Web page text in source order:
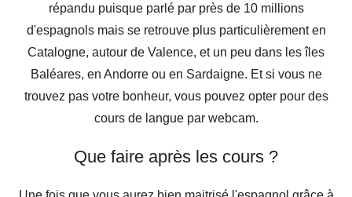
répandu puisque parlé par près de 10 millions
d'espagnols mais se retrouve plus particulièrement en
Catalogne, autour de Valence, et un peu dans les îles
Baléares, en Andorre ou en Sardaigne. Et si vous ne
trouvez pas votre bonheur, vous pouvez opter pour des
cours de langue par webcam.
Que faire après les cours ?